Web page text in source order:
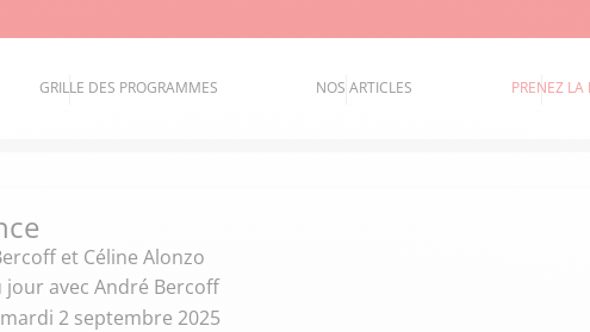
GRILLE DES PROGRAMMES NOS ARTICLES PRENEZ LA
et Céline Alonzo
jour avec André Bercoff
2 septembre 2025